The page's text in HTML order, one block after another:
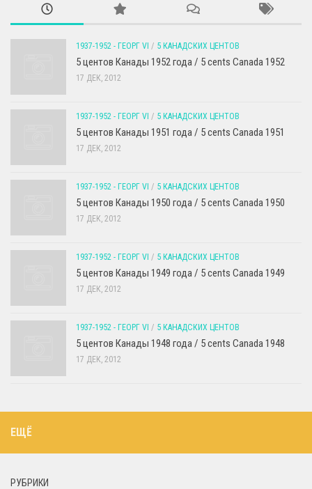
1937-1952 - ГЕОРГ VI / 5 КАНАДСКИХ ЦЕНТОВ
5 центов Канады 1952 года / 5 cents Canada 1952
17 ДЕК, 2012
1937-1952 - ГЕОРГ VI / 5 КАНАДСКИХ ЦЕНТОВ
5 центов Канады 1951 года / 5 cents Canada 1951
17 ДЕК, 2012
1937-1952 - ГЕОРГ VI / 5 КАНАДСКИХ ЦЕНТОВ
5 центов Канады 1950 года / 5 cents Canada 1950
17 ДЕК, 2012
1937-1952 - ГЕОРГ VI / 5 КАНАДСКИХ ЦЕНТОВ
5 центов Канады 1949 года / 5 cents Canada 1949
17 ДЕК, 2012
1937-1952 - ГЕОРГ VI / 5 КАНАДСКИХ ЦЕНТОВ
5 центов Канады 1948 года / 5 cents Canada 1948
17 ДЕК, 2012
ЕЩЁ
РУБРИКИ